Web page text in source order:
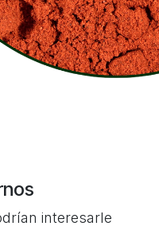
interesarle